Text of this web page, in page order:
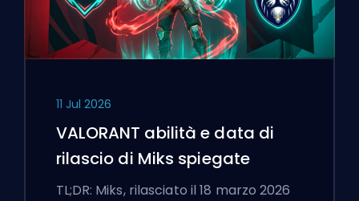
11 Jul 2026
VALORANT abilità e data di
rilascio di Miks spiegate
TL;DR: Miks, rilasciato il 18 marzo 2026